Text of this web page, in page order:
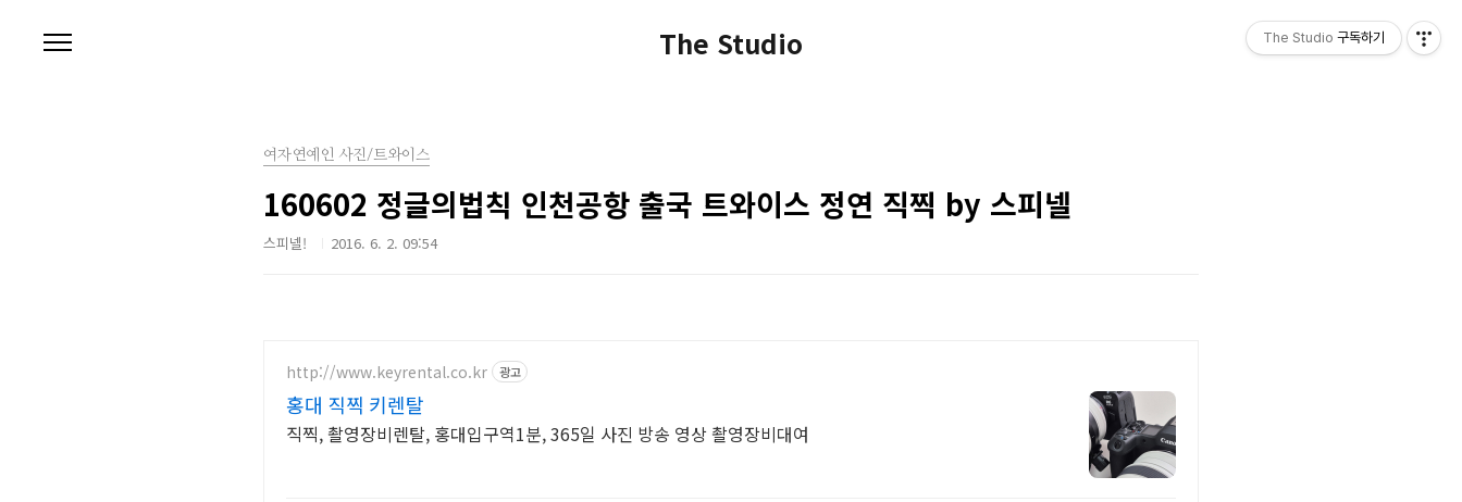
The Studio
여자연예인 사진/트와이스
160602 정글의법칙 인천공항 출국 트와이스 정연 직찍 by 스피넬
스피넬! 2016. 6. 2. 09:54
http://www.keyrental.co.kr 광고
홍대 직찍 키렌탈
직찍, 촬영장비렌탈, 홍대입구역1분, 365일 사진 방송 영상 촬영장비대여
The Studio 구독하기